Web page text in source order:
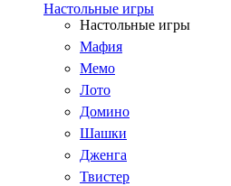
Настольные игры
Настольные игры
Мафия
Мемо
Лото
Домино
Шашки
Дженга
Твистер